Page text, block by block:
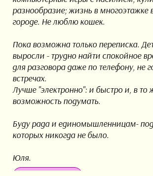
разнообразие; жизнь в многоэтажке
городе. Не люблю кошек.
Пока возможна только переписка.
выросли - трудно найти спокойное
для разговора даже по телефону, не
встречах.
Лучше "электронно": и быстро и, в то
возможность подумать.
Буду рада и единомышленницам-
которых никогда не было.
Юля.